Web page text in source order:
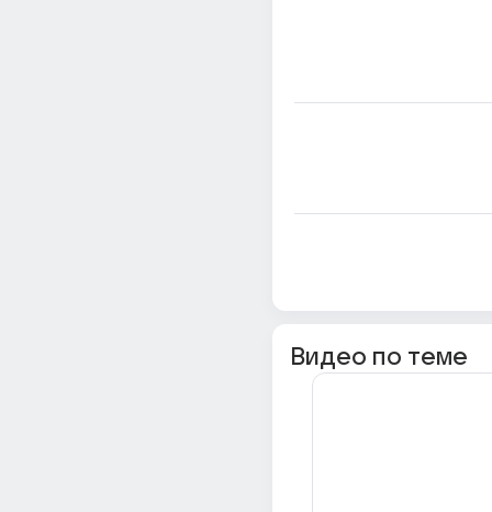
Видео по теме